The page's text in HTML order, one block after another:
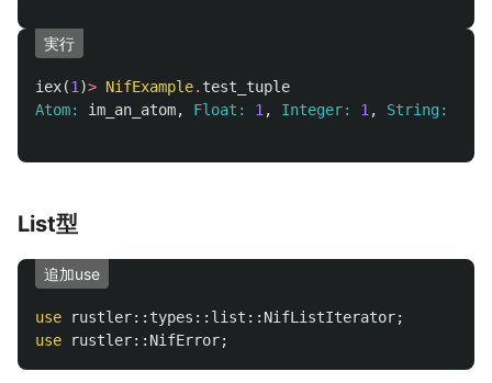
実行
iex(1 )> NifExample. test_tuple
Atom:
im_an_atom, Float: 1 , Integer: 1 , String:
List型
追加use
use rustler:: types :: list :: NifListIterator;
use
rustler:: NifError;